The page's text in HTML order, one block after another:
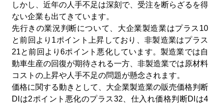
しかし、近年の人手不足は深刻で、受注を断らざるを得
ない企業も出てきています。
先行きの業況判断について、大企業製造業はプラス 10
と前回より 1ポイント上昇しており、非製造業はプラス
21と前回より6ポイント悪化しています。製造業では自
動車生産の回復が期待される一方、非製造業では原材料
コストの上昇や人手不足の問題が懸念されます。
価格に関する動きとして、大企業製造業の販売価格判断
DI は2ポイント悪化のプラス32、仕入れ価格判断DI は4